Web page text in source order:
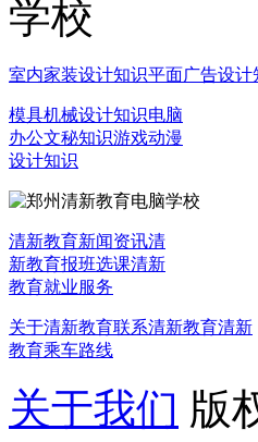
室内家装设计知识平面广告设计
模具机械设计知识电脑
办公文秘知识游戏动漫
设计知识
清新教育新闻资讯清
新教育报班选课清新
教育就业服务
关于清新教育联系清新教育清新
教育乘车路线
关于我们 版